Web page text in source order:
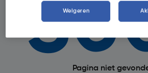
Pagina niet
Weigeren